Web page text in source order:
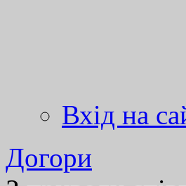
Вхід на
Догори